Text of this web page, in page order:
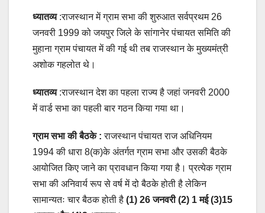
ध्यातव्य:राजस्थान में ग्राम सभा की शुरुआत सर्वप्रथम 26
जनवरी 1999 को जयपुर जिले के सांगानेर पंचायत समिति की
मुहाना ग्राम पंचायत में की गई थी तब राजस्थान के मुख्यमंत्री
अशोक गहलोत थे।
ध्यातव्य:राजस्थान देश का पहला राज्य है जहां जनवरी 2000
में वार्ड सभा का पहली बार गठन किया गया था।
ग्राम सभा की बैठके :राजस्थान पंचायत राज अधिनियम
1994 की धारा 8(क)के अंतर्गत ग्राम सभा और उसकी बैठके
आयोजित किए जाने का प्रावधान किया गया है। प्रत्येक ग्राम
सभा की अनिवार्य रूप से वर्ष में दो बैठके होती है लेकिन
सामान्यतः चार बैठक होती है (1) 26 जनवरी (2) 1 मई (3)15